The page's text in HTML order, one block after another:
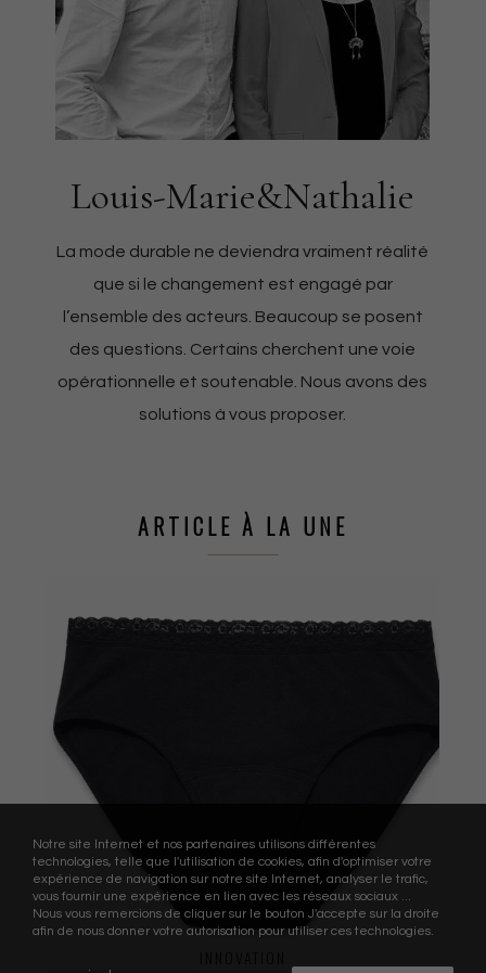
Louis-Marie&Nathalie
La mode durable ne deviendra vraiment réalité
que si le changement est engagé par
l’ensemble des acteurs. Beaucoup se posent
des questions. Certains cherchent une voie
opérationnelle et soutenable. Nous avons des
solutions à vous proposer.
ARTICLE À LA UNE
Notre site Internet et nos partenaires utilisons différentes
technologies, telle que l'utilisation de cookies, afin d'optimiser votre
expérience de navigation sur notre site Internet, analyser le trafic,
vous fournir une expérience en lien avec les réseaux sociaux ...
Nous vous remercions de cliquer sur le bouton J'accepte sur la droite
afin de nous donner votre autorisation pour utiliser ces technologies.